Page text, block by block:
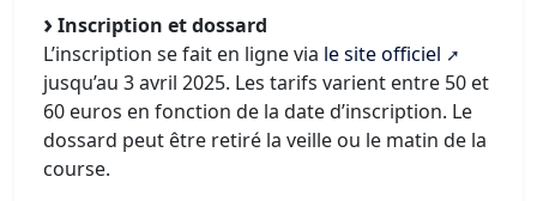
Inscription et dossard
L’inscription se fait en ligne via le site officiel
jusqu’au 3 avril 2025. Les tarifs varient entre 50 et
60 euros en fonction de la date d’inscription. Le
dossard peut être retiré la veille ou le matin de la
course.